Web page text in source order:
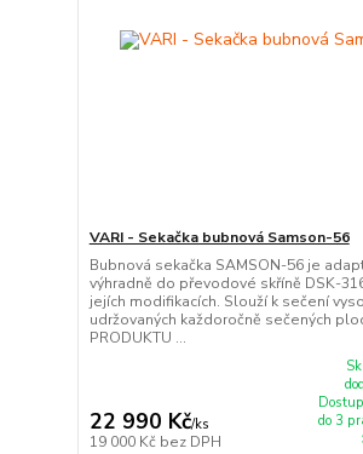
VARI - Sekačka bubnová Samson-56
Bubnová sekačka SAMSON-56 je
výhradně do převodové skříně DSK-
jejích modifikacích. Slouží k sečení
udržovaných každoročně sečených
PRODUKTU ...
22 990 Kč/ks
19 000 Kč bez DPH
do 3